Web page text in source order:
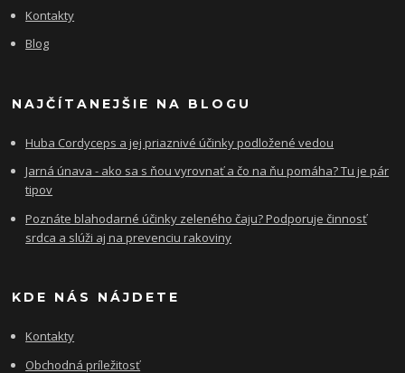
Kontakty
Blog
NAJČÍTANEJŠIE NA BLOGU
Huba Cordyceps a jej priaznivé účinky podložené vedou
Jarná únava - ako sa s ňou vyrovnať a čo na ňu pomáha? Tu je pár
tipov
Poznáte blahodarné účinky zeleného čaju? Podporuje činnosť
srdca a slúži aj na prevenciu rakoviny
KDE NÁS NÁJDETE
Kontakty
Obchodná príležitosť